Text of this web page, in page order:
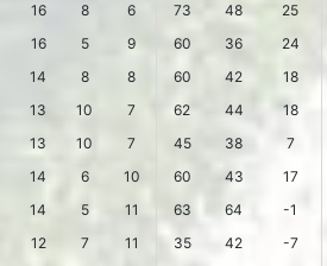
16 8 6 73 48
25
16 5 9 60 36
24
14 8 8 60 42
18
13 10 7 62 44
18
13 10 7 45 38
7
14 6 10 60 43
17
14 5 11 63 64
-1
12 7 11 35 42
-7